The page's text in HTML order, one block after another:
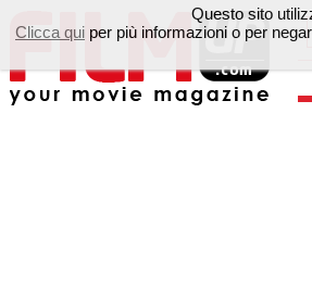
Questo sito
Clicca qui per più informazioni o per